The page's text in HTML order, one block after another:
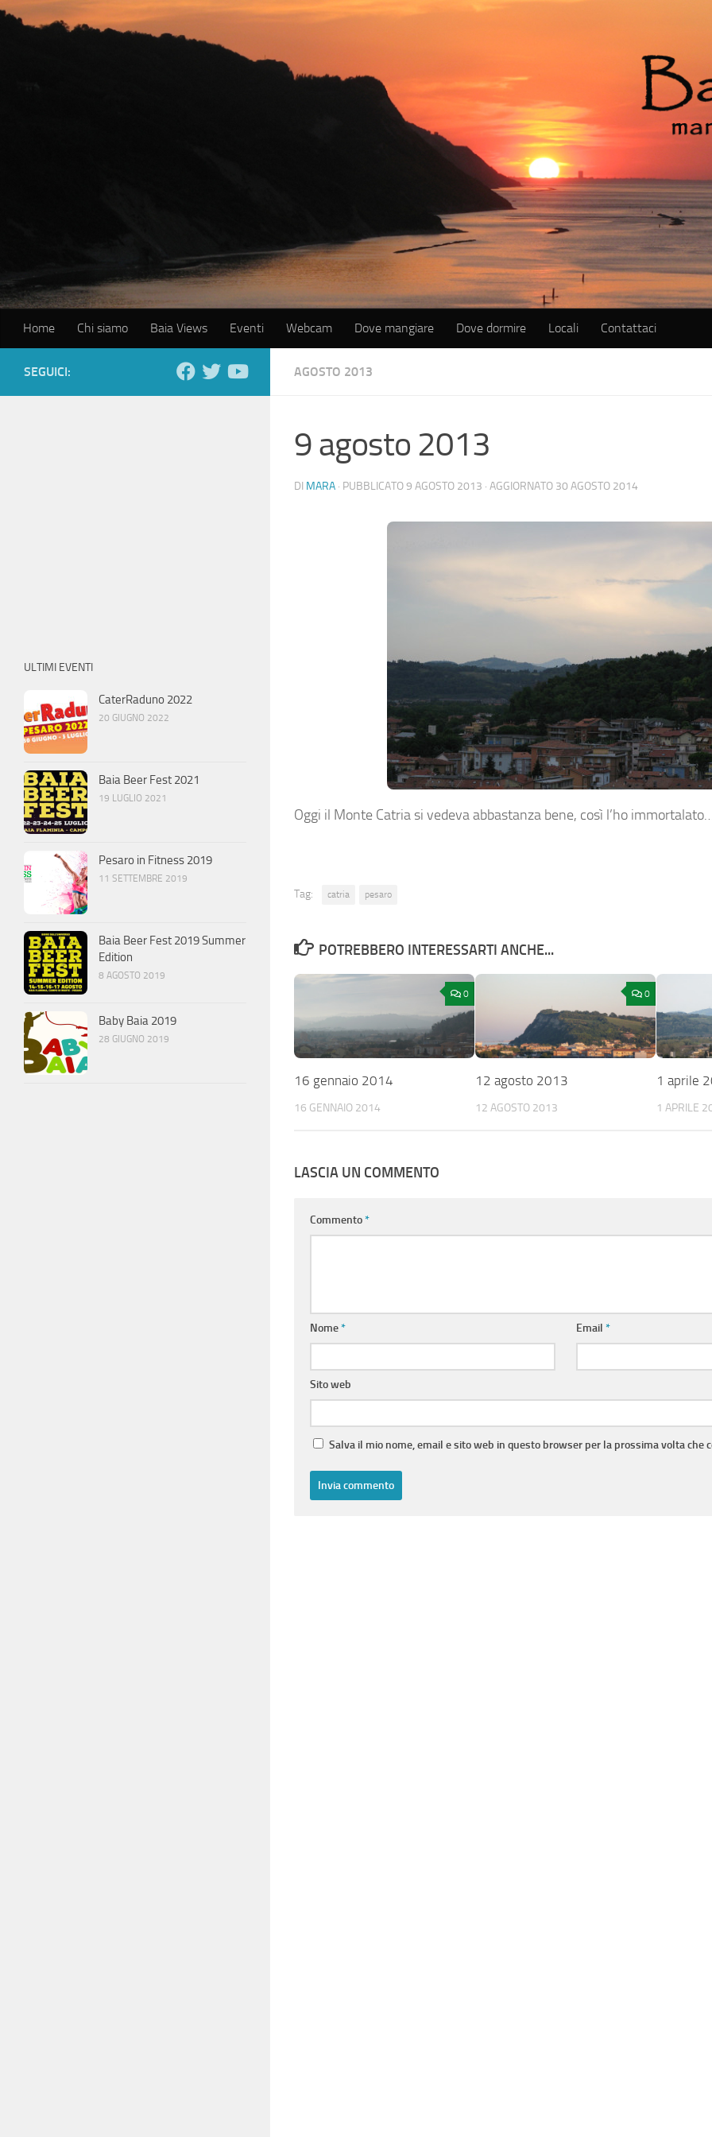
Salta al contenuto
Home Chi siamo Baia Views Eventi Webcam Dove mangiare Dove dormire Locali Contattaci
AGOSTO 2013
9 agosto 2013
DI MARA · PUBBLICATO9 AGOSTO 2013 · AGGIORNATO 30 AGOSTO 2014
Oggi il Monte Catria si vedeva abbastanza bene, così l’ho
Tag: catria pesaro
POTREBBERO INTERESSARTI ANCHE...
0
16 gennaio 2014
16 GENNAIO 2014
0
12 agosto 2013
12 AGOSTO 2013
1 aprile
1 APRILE
LASCIA UN COMMENTO
Commento*
Nome* Email *
Sito web
Salva il mio nome, email e sito web in questo browser per la prossima volta che
SEGUICI:
ULTIMI EVENTI
CaterRaduno 2022
20 GIUGNO 2022
Baia Beer Fest 2021
19 LUGLIO 2021
Pesaro in Fitness 2019
11 SETTEMBRE 2019
Baia Beer Fest 2019 Summer
Edition
8 AGOSTO 2019
Baby Baia 2019
28 GIUGNO 2019